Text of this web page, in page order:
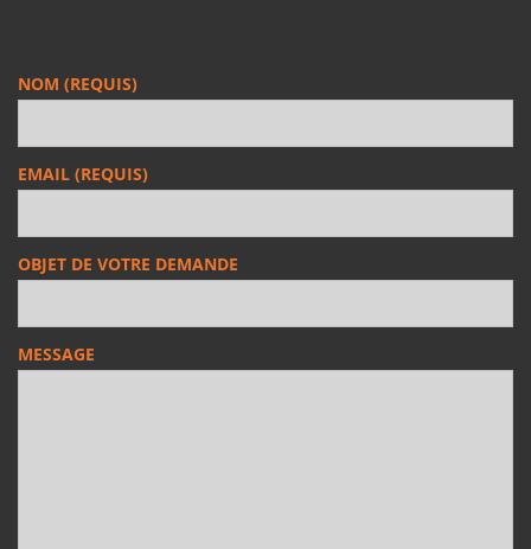
NOM (REQUIS)
EMAIL (REQUIS)
OBJET DE VOTRE DEMANDE
MESSAGE